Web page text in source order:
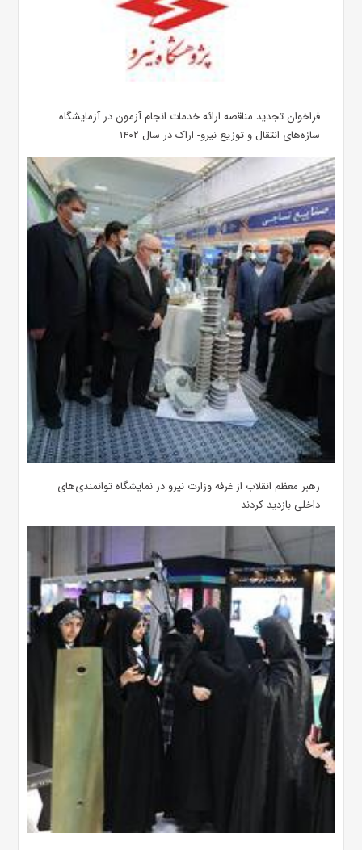
فراخوان تجدید مناقصه ارائه خدمات انجام آزمون در آزمایشگاه
سازه‌های انتقال و توزیع نیرو- اراک در سال ۱۴۰۲
رهبر معظم انقلاب از غرفه وزارت نیرو در نمایشگاه توانمندی‌های
داخلی بازدید کردند